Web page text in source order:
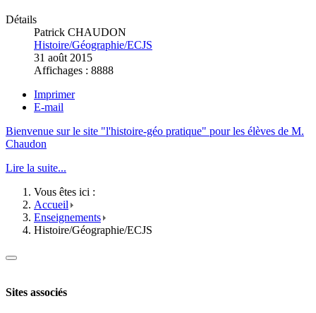
Détails
Patrick CHAUDON
Histoire/Géographie/ECJS
31 août 2015
Affichages : 8888
Imprimer
E-mail
Bienvenue sur le site "l'histoire-géo pratique" pour les élèves de M.
Chaudon
Lire la suite...
Vous êtes ici :
Accueil
Enseignements
Histoire/Géographie/ECJS
Sites associés